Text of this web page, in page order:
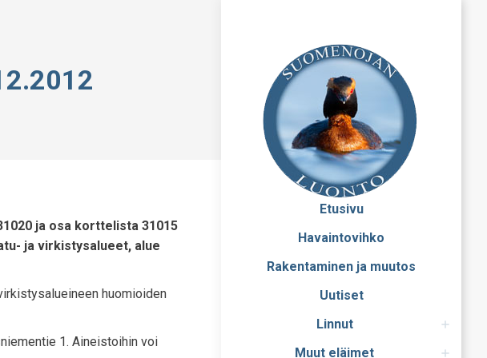
Etusivu
Havaintovihko
Rakentaminen ja muutos
Uutiset
Linnut
Muut eläimet
ja osa korttelista 31015
ja virkistysalueet, alue
huomioiden
1. Aineistoihin voi